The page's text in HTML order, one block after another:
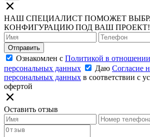
НАШ СПЕЦИАЛИСТ ПОМОЖЕТ
КОНФИГУРАЦИЮ ПОД ВАШ ПРОЕКТ!
Отправить
Ознакомлен с Политикой в
персональных данных
Даю Согласие
персональных данных в соответствии с
офертой
Оставить отзыв